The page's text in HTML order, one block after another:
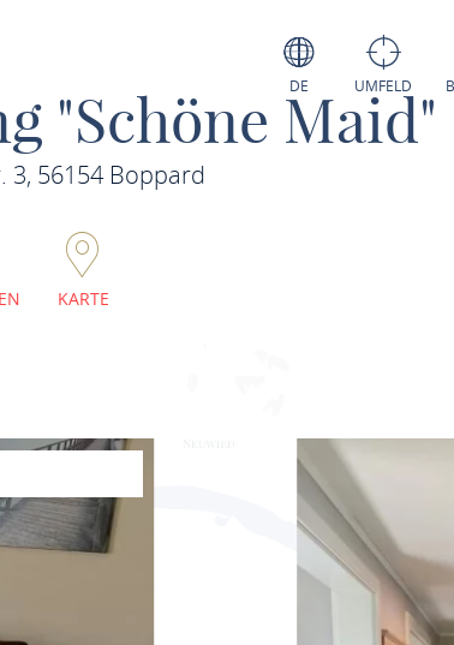
DE UMFELD
"Schöne Maid"
3, 56154 Boppard
KARTE